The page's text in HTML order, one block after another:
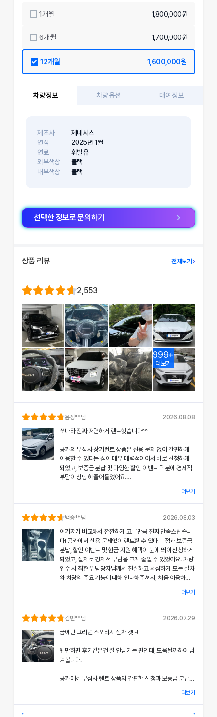
1개월 1,800,000원
6개월 1,700,000원
12개월 1,600,000원
차량 정보 차량 옵션 대여 정보
제조사
제네시스
연식
2025년 1월
연료
휘발유
외부색상
블랙
내부색상
블랙
선택한 정보로 문의하기
상품 리뷰 전체보기
2,553
999+
더보기
윤정**님 2026.08.08
쏘나타 진짜 저렴하게 렌트했습니다^^
공카의 무심사 장기렌트 상품은 신용 문제 없이 간편하게
이용할 수 있다는 점이 매우 매력적이어서 바로 신청하게
되었고, 보증금 분납 및 다양한 할인 이벤트 덕분에 경제적
부담이 상당히 줄어들었어요.
차량 인수 시 장민혁 담당자님께서 친절하고 꼼꼼하게 신차
의 상태와 각종 기능에 대해 설명해주셔서, 처음 이용하는
분들도 부담 없이 서비스를 체험할 수 있었어요.
공카의 본부 직거래 시스템으로 중간 마진 없이 합리적인
렌트료를 제공받았고, 즉시 출고되는 신차 덕분에 긴급 상
황에서도 차질 없이 차량을 이용할 수 있었던 점이 특히 인
상 깊었어요.
쏘나타의 세련된 디자인과 최신 편의 기능, 그리고 안전 장
치에 대한 세심한 관리가 직접 눈으로 확인되면서 전체적인
다시 이용하고 싶은 강력한 동기가 되었어요.
돋보여 제게 잊지 못할 기억으로 남았으며, 이 만족스러운
더보기
백승**님 2026.08.03
여기저기 비교해서 깐깐하게 고른만큼 진짜 만족스럽습니
다! 공카에서 신용 문제없이 렌트할 수 있다는 점과 보증금
분납, 할인 이벤트 및 현금 지원 혜택이 눈에 띄어 신청하게
되었고, 실제로 경제적 부담을 크게 줄일 수 있었어요. 차량
인수 시 최현우 담당자님께서 친절하고 세심하게 모든 절차
와 차량의 주요 기능에 대해 안내해주셔서, 처음 이용하는
공카의 본부 직거래 시스템 덕분에 렌트료가 매우 합리적으
로 책정되었고, 필요할 때마다 즉시 출고되는 신차 시스템
은 제 일정에 맞춰 안정적으로 차량을 이용할 수 있도록 도
와주었어요.
쏘나타의 우아한 디자인과 최신 편의 기능, 그리고 안전장
치에 대한 상세한 설명은 제 기대 이상이었으며, 전 과정에
어요.
도 공카를 우선적으로 이용하게 만들 정도로 만족스러웠으
더보기
김민**님 2026.07.29
꿈에만 그리던 스포티지 신차 겟~!
웬만하면 후기같은건 잘 안남기는 편인데, 도움될까하여 남
겨봅니다.
공카에서 무심사 렌트 상품의 간편한 신청과 보증금 분납,
차량 인수 시 이준호 담당자님께서 따뜻하면서도 세심하게
더보기
'(주)공카'는 (이하 '회사'는) 고객님의 개인정보를 중요시하며, "정보
통신망 이용촉진 및 정보보호"에 관한 법률을 준수하고 있습니다.
회사는 개인정보처리방침을 통하여 고객님께서 제공하시는 개인정보
가 어떠한 용도와 방식으로 이용되고 있으며, 개인정보보호를 위해 어
떠한 조치가 취해지고 있는지 알려드립니다.
회사는 개인정보처리방침을 개정하는 경우 웹사이트 공지사항(또는